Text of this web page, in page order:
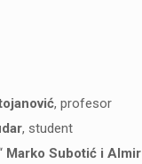
, profesor
, student
Marko Subotić i Almir